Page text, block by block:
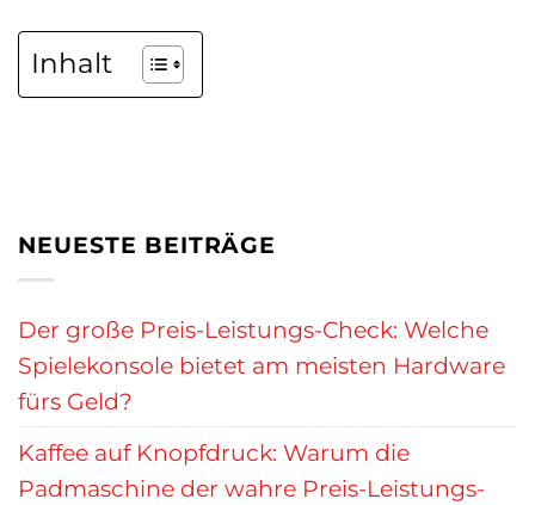
Inhalt
NEUESTE BEITRÄGE
Der große Preis-Leistungs-Check: Welche
Spielekonsole bietet am meisten Hardware
fürs Geld?
Kaffee auf Knopfdruck: Warum die
Padmaschine der wahre Preis-Leistungs-